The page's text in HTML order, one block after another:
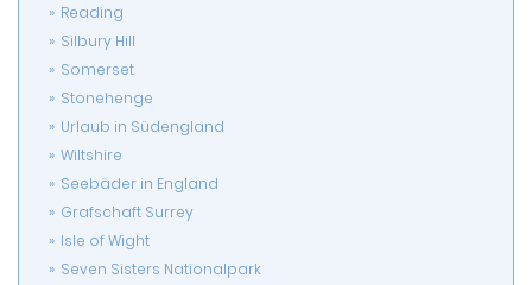
Reading
Silbury Hill
Somerset
Stonehenge
Urlaub in Südengland
Wiltshire
Seebäder in England
Grafschaft Surrey
Isle of Wight
Seven Sisters Nationalpark